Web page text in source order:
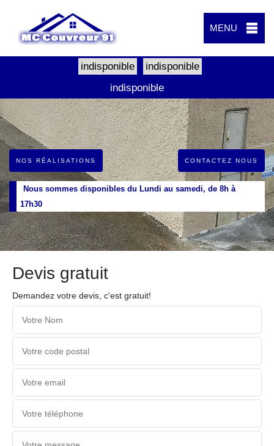
MENU
indisponible
indisponible
indisponible
NOS RÉALISATIONS CONTACTEZ NOUS
Nous sommes disponibles du Lundi au samedi, de 8h à
17h30
Devis gratuit
Demandez votre devis, c'est gratuit!